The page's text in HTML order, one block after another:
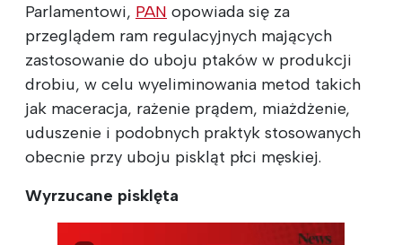
Parlamentowi, PAN opowiada się za
przeglądem ram regulacyjnych mających
zastosowanie do uboju ptaków w produkcji
drobiu, w celu wyeliminowania metod takich
jak maceracja, rażenie prądem, miażdżenie,
uduszenie i podobnych praktyk stosowanych
obecnie przy uboju piskląt płci męskiej.
Wyrzucane pisklęta